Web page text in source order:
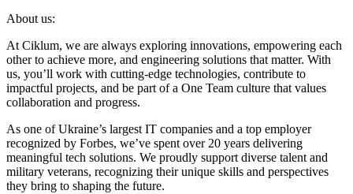
About us:
At Ciklum, we are always exploring innovations, empowering each
other to achieve more, and engineering solutions that matter. With
us, you’ll work with cutting-edge technologies, contribute to
impactful projects, and be part of a One Team culture that values
collaboration and progress.
As one of Ukraine’s largest IT companies and a top employer
recognized by Forbes, we’ve spent over 20 years delivering
meaningful tech solutions. We proudly support diverse talent and
military veterans, recognizing their unique skills and perspectives
they bring to shaping the future.